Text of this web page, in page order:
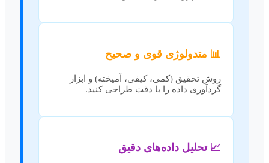
📊 متدولوژی قوی و صحیح
روش تحقیق (کمی، کیفی، آمیخته) و ابزار
گردآوری داده را با دقت طراحی کنید.
📈 تحلیل داده‌های دقیق